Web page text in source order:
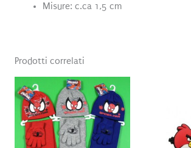
Misure: c.ca 1,5 cm
Prodotti correlati